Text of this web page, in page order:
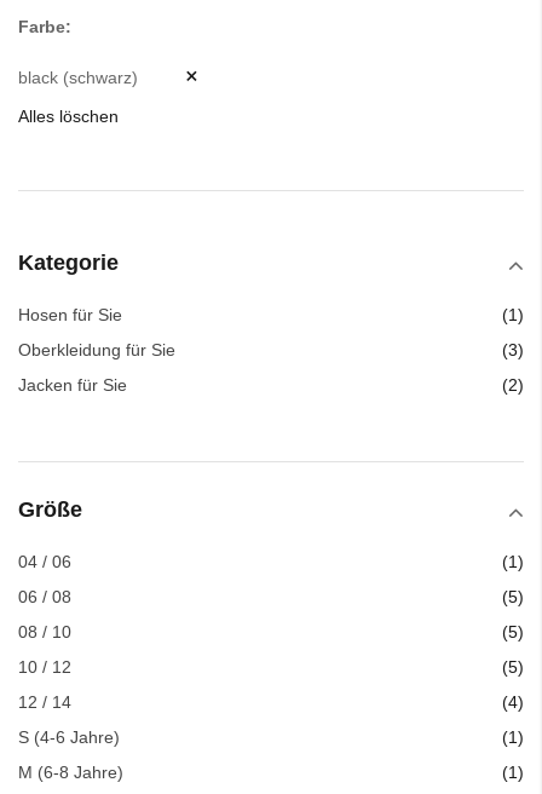
Farbe
black (schwarz)
Alles löschen
Kategorie
Hosen für Sie 1
Oberkleidung für Sie
3
Jacken für Sie
2
Größe
04 / 06 1
06 / 08
5
08 / 10
5
10 / 12
5
12 / 14
4
S (4-6 Jahre)
1
M (6-8 Jahre)
1